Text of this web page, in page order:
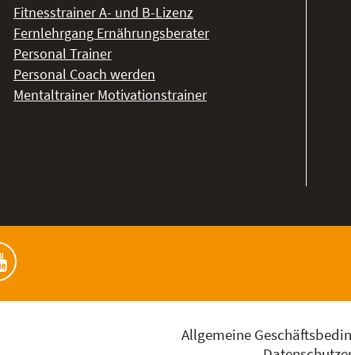
Fitnesstrainer A- und B-Lizenz
Fernlehrgang Ernährungsberater
Personal Trainer
Personal Coach werden
Mentaltrainer Motivationstrainer
Allgemeine